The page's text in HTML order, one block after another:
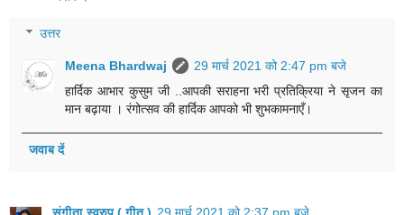
उत्तर
Meena Bhardwaj
29 मार्च 2021 को 2:47 pm बजे
हार्दिक आभार कुसुम जी ..आपकी सराहना भरी प्रतिक्रिया ने सृजन का
मान बढ़ाया । रंगोत्सव की हार्दिक आपको भी शुभकामनाएँ।
जवाब दें